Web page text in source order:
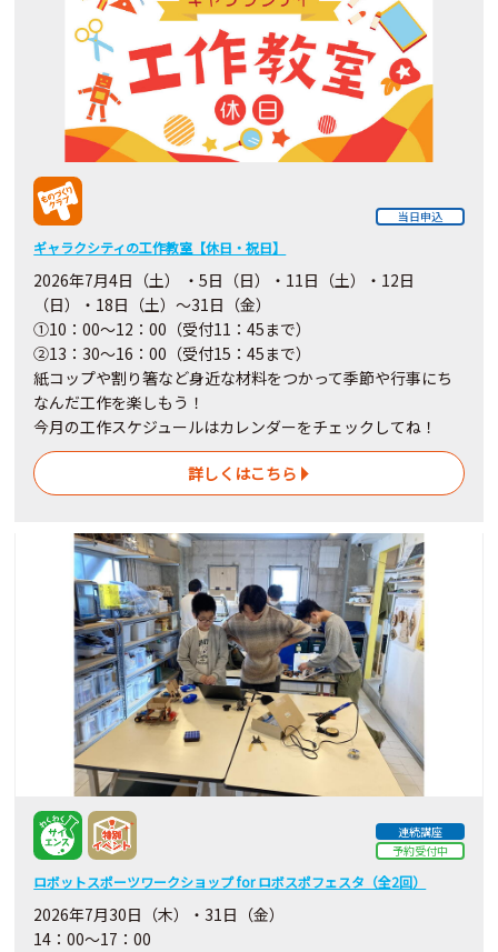
当日申込
ギャラクシティの工作教室【休日・祝日】
2026年7月4日（土） ・5日（日）・11日（土）・12日
（日）・18日（土）～31日（金）
①10：00～12：00（受付11：45まで）
②13：30～16：00（受付15：45まで）
紙コップや割り箸など身近な材料をつかって季節や行事にち
なんだ工作を楽しもう！
今月の工作スケジュールはカレンダーをチェックしてね！
詳しくはこちら
連続講座
予約受付中
ロボットスポーツワークショップ for ロボスポフェスタ（全2回）
2026年7月30日（木）・31日（金）
14：00～17：00